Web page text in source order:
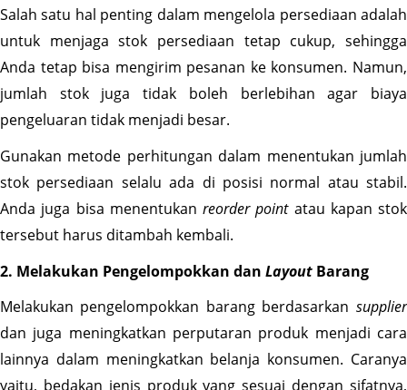
Salah satu hal penting dalam mengelola persediaan adalah
untuk menjaga stok persediaan tetap cukup, sehingga
Anda tetap bisa mengirim pesanan ke konsumen. Namun,
jumlah stok juga tidak boleh berlebihan agar biaya
pengeluaran tidak menjadi besar.
Gunakan metode perhitungan dalam menentukan jumlah
stok persediaan selalu ada di posisi normal atau stabil.
Anda juga bisa menentukan reorder point atau kapan stok
tersebut harus ditambah kembali.
2. Melakukan Pengelompokkan dan Layout Barang
Melakukan pengelompokkan barang berdasarkan supplier
dan juga meningkatkan perputaran produk menjadi cara
lainnya dalam meningkatkan belanja konsumen. Caranya
yaitu, bedakan jenis produk yang sesuai dengan sifatnya,